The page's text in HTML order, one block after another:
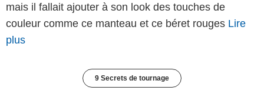
mais il fallait ajouter à son look des touches de
couleur comme ce manteau et ce béret rouges Lire
plus
9 Secrets de tournage